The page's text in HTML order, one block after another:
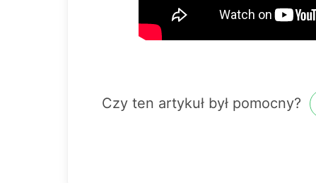
Czy ten artykuł był pomocny?